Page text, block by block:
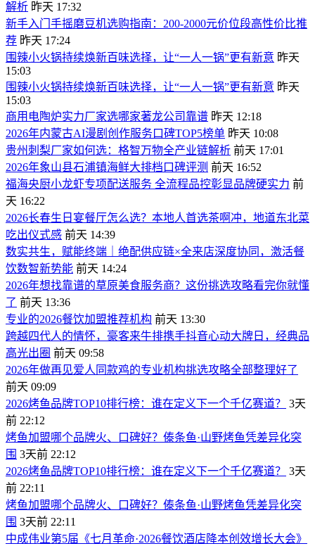
解析 昨天 17:32
新手入门手摇磨豆机选购指南：200-2000元价位段高性价比推
荐 昨天 17:24
围辣小火锅持续焕新百味选择，让“一人一锅”更有新意 昨天
15:03
围辣小火锅持续焕新百味选择，让“一人一锅”更有新意 昨天
15:03
商用电陶炉实力厂家选哪家著龙公司靠谱 昨天 12:18
2026年内蒙古AI漫剧创作服务口碑TOP5榜单 昨天 10:08
贵州刺梨厂家如何选：格智万物全产业链解析 前天 17:01
2026年象山县石浦镇海鲜大排档口碑评测 前天 16:52
福海央厨小龙虾专项配送服务 全流程品控彰显品牌硬实力 前
天 16:22
2026长春生日宴餐厅怎么选？本地人首选茶啊冲，地道东北菜
吃出仪式感 前天 14:39
数实共生，赋能终端｜绝配供应链×全来店深度协同，激活餐
饮数智新势能 前天 14:24
2026年想找靠谱的草原美食服务商？这份挑选攻略看完你就懂
了 前天 13:36
专业的2026餐饮加盟推荐机构 前天 13:30
跨越四代人的情怀，豪客来牛排携手抖音心动大牌日，经典品
高光出圈 前天 09:58
2026年做再见爱人同款鸡的专业机构挑选攻略全部整理好了
前天 09:09
2026烤鱼品牌TOP10排行榜：谁在定义下一个千亿赛道？
3天
前 22:12
烤鱼加盟哪个品牌火、口碑好？傣条鱼·山野烤鱼凭差异化突
围 3天前 22:12
2026烤鱼品牌TOP10排行榜：谁在定义下一个千亿赛道？
3天
前 22:11
烤鱼加盟哪个品牌火、口碑好？傣条鱼·山野烤鱼凭差异化突
围 3天前 22:11
中成伟业第5届《七月革命·2026餐饮酒店降本创效增长大会》